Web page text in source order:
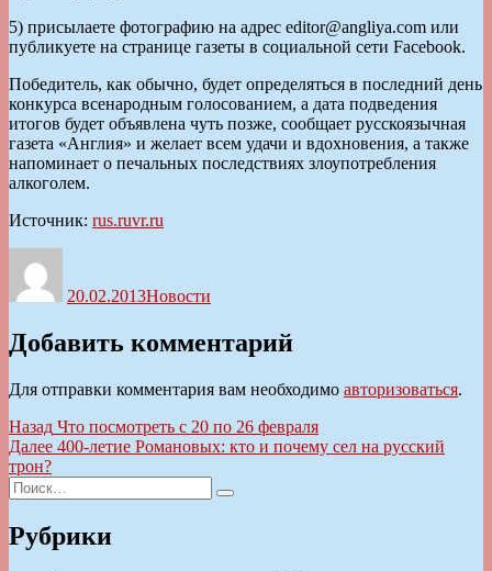
5) присылаете фотографию на адрес editor@angliya.com или
публикуете на странице газеты в социальной сети Facebook.
Победитель, как обычно, будет определяться в последний день
конкурса всенародным голосованием, а дата подведения
итогов будет объявлена чуть позже, сообщает русскоязычная
газета «Англия» и желает всем удачи и вдохновения, а также
напоминает о печальных последствиях злоупотребления
алкоголем.
Источник: rus.ruvr.ru
20.02.2013Новости
Добавить комментарий
Для отправки комментария вам необходимо авторизоваться.
Навигация
по
записям
Назад Предыдущая
запись:
Что посмотреть с 20 по 26 февраля
Далее Следующая
400-летие Романовых: кто и почему сел на русский
трон?
Искать:
Поиск
Рубрики